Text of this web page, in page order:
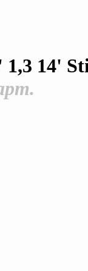
1,3 14'